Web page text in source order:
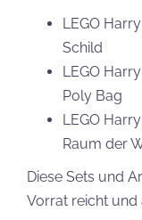
LEGO
Schild
LEGO
Poly Bag
LEGO
Raum der
Diese Sets und
Vorrat reicht und